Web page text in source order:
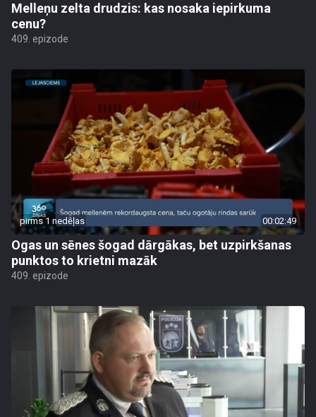
Melleņu zelta drudzis: kas nosaka iepirkuma
cenu?
409. epizode
pirms 1 nedēļas 00:02:49
Ogas un sēnes šogad dārgākas, bet uzpirkšanas
punktos to krietni mazāk
409. epizode